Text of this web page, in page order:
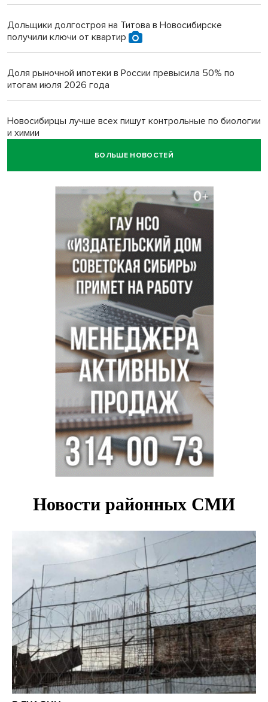
Дольщики долгостроя на Титова в Новосибирске
получили ключи от квартир
Доля рыночной ипотеки в России превысила 50% по
итогам июля 2026 года
Новосибирцы лучше всех пишут контрольные по биологии
и химии
БОЛЬШЕ НОВОСТЕЙ